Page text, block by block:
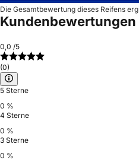
Die Gesamtbewertung dieses Reifens
Kundenbewertungen
0,0 /5
(0)
5 Sterne
0 %
4 Sterne
0 %
3 Sterne
0 %